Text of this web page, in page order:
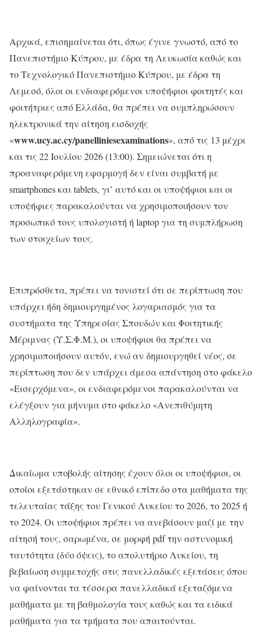
Αρχικά, επισημαίνεται ότι, όπως έγινε γνωστό, από το
Πανεπιστήμιο Κύπρου, με έδρα τη Λευκωσία καθώς και
το Τεχνολογικό Πανεπιστήμιο Κύπρου, με έδρα τη
Λεμεσό, όλοι οι ενδιαφερόμενοι υποψήφιοι φοιτητές και
φοιτήτριες από Ελλάδα, θα πρέπει να συμπληρώσουν
ηλεκτρονικά την αίτηση εισδοχής
«www.ucy.ac.cy/panelliniesexaminations», από τις 13 μέχρι
και τις 22 Ιουλίου 2026 (13:00). Σημειώνεται ότι η
προαναφερόμενη εφαρμογή δεν είναι συμβατή με
smartphones και tablets, γι’ αυτό και οι υποψήφιοι και οι
υποψήφιες παρακαλούνται να χρησιμοποιήσουν τον
προσωπικό τους υπολογιστή ή laptop για τη συμπλήρωση
των στοιχείων τους.
Επιπρόσθετα, πρέπει να τονιστεί ότι σε περίπτωση που
υπάρχει ήδη δημιουργημένος λογαριασμός για τα
συστήματα της Υπηρεσίας Σπουδών και Φοιτητικής
Μέριμνας (Υ.Σ.Φ.Μ.), οι υποψήφιοι θα πρέπει να
χρησιμοποιήσουν αυτόν, ενώ αν δημιουργηθεί νέος, σε
περίπτωση που δεν υπάρχει άμεσα απάντηση στο φάκελο
«Εισερχόμενα», οι ενδιαφερόμενοι παρακαλούνται να
ελέγξουν για μήνυμα στο φάκελο «Ανεπιθύμητη
Αλληλογραφία».
Δικαίωμα υποβολής αίτησης έχουν όλοι οι υποψήφιοι, οι
οποίοι εξετάστηκαν σε εθνικό επίπεδο στα μαθήματα της
τελευταίας τάξης του Γενικού Λυκείου το 2026, το 2025 ή
το 2024. Οι υποψήφιοι πρέπει να ανεβάσουν μαζί με την
αίτησή τους, σαρωμένα, σε μορφή pdf την αστυνομική
ταυτότητα (δύο όψεις), το απολυτήριο Λυκείου, τη
βεβαίωση συμμετοχής στις πανελλαδικές εξετάσεις όπου
να φαίνονται τα τέσσερα πανελλαδικά εξεταζόμενα
μαθήματα με τη βαθμολογία τους καθώς και τα ειδικά
μαθήματα για τα τμήματα που απαιτούνται.